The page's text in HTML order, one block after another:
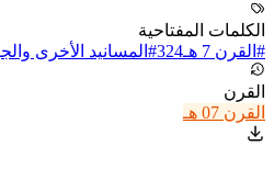
الكلمات المفتاحية
# القرن 7 هـ 324
# المسانيد الأخرى
القرن
القرن 07 هـ